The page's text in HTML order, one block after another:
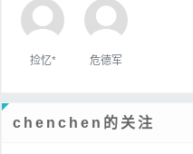
捡忆* 危德军
chenchen的关注